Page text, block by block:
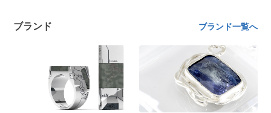
ブランド ブランド一覧へ